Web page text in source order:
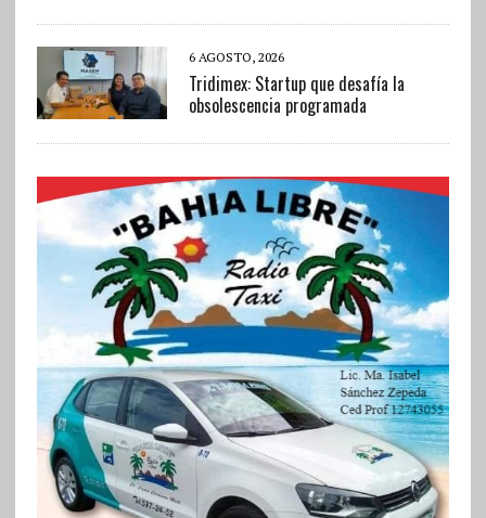
6 AGOSTO, 2026
Tridimex: Startup que desafía la
obsolescencia programada